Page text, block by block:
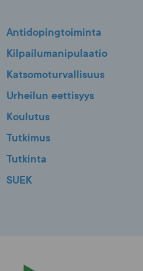
Antidopingtoiminta
Kilpailumanipulaatio
Katsomoturvallisuus
Urheilun eettisyys
Koulutus
Tutkimus
Tutkinta
SUEK